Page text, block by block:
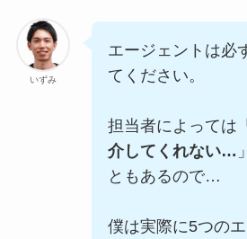
いずみ
エージェントは必
てください。
担当者によっては「
介してくれない…
ともあるので…
僕は実際に5つの